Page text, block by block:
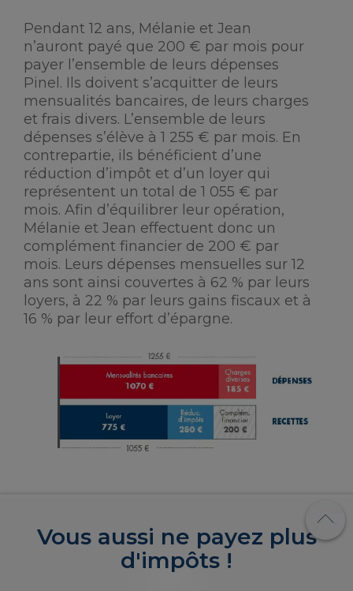
Pendant 12 ans, Mélanie et Jean
n’auront payé que 200 € par mois pour
payer l’ensemble de leurs dépenses
Pinel. Ils doivent s’acquitter de leurs
mensualités bancaires, de leurs charges
et frais divers. L’ensemble de leurs
dépenses s’élève à 1 255 € par mois. En
contrepartie, ils bénéficient d’une
réduction d’impôt et d’un loyer qui
représentent un total de 1 055 € par
mois. Afin d’équilibrer leur opération,
Mélanie et Jean effectuent donc un
complément financier de 200 € par
mois. Leurs dépenses mensuelles sur 12
ans sont ainsi couvertes à 62 % par leurs
loyers, à 22 % par leurs gains fiscaux et à
16 % par leur effort d’épargne.
Vous aussi ne payez plus
d'impôts !